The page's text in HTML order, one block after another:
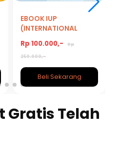
EBOOK IUP
(INTERNATIONAL
PROGRAM)
Rp 100.000,-
Rp
250.000,-
Beli Sekarang
Gratis Telah